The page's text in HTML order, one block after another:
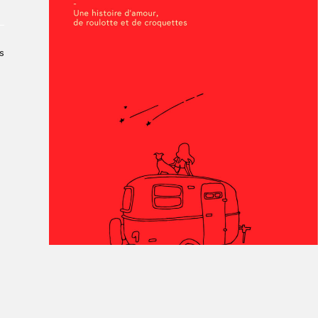
Le Salon dans la ville, espace
organisateur⋅rice